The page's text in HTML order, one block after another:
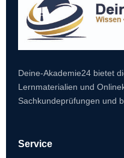
Deine-Akademie24 bietet
Lernmaterialien und
Sachkundeprüfungen und
Service